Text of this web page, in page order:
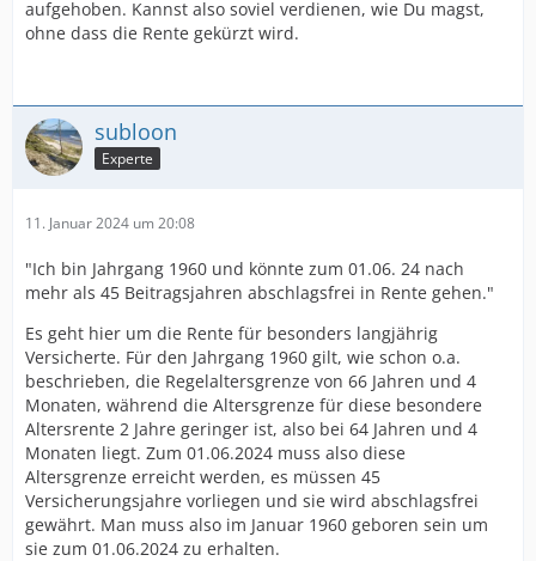
aufgehoben. Kannst also soviel verdienen, wie Du magst,
ohne dass die Rente gekürzt wird.
subloon
Experte
11. Januar 2024 um 20:08
"Ich bin Jahrgang 1960 und könnte zum 01.06. 24 nach
mehr als 45 Beitragsjahren abschlagsfrei in Rente gehen."
Es geht hier um die Rente für besonders langjährig
Versicherte. Für den Jahrgang 1960 gilt, wie schon o.a.
beschrieben, die Regelaltersgrenze von 66 Jahren und 4
Monaten, während die Altersgrenze für diese besondere
Altersrente 2 Jahre geringer ist, also bei 64 Jahren und 4
Monaten liegt. Zum 01.06.2024 muss also diese
Altersgrenze erreicht werden, es müssen 45
Versicherungsjahre vorliegen und sie wird abschlagsfrei
gewährt. Man muss also im Januar 1960 geboren sein um
sie zum 01.06.2024 zu erhalten.